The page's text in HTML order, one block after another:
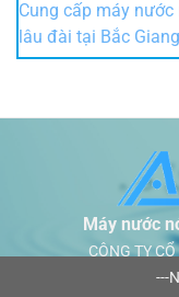
Cung cấp máy
lâu đài tại Bắc Giang
Máy nước
CÔNG TY
---